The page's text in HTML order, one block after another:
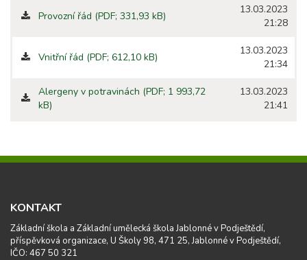
Provozní řád (PDF; 331,93 kB)
13.03.2023
21:28
Vnitřní řád (PDF; 612,10 kB)
13.03.2023
21:34
Alergeny v potravinách (PDF; 1 993,72
kB)
13.03.2023
21:41
KONTAKT
Základní škola a Základní umělecká škola Jablonné v Podještědí,
příspěvková organizace, U Školy 98, 471 25, Jablonné v Podještědí,
IČO: 467 50 321